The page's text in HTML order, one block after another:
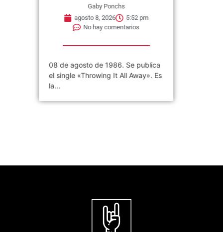
Gaby Ponchs
agosto 8, 2026
5:52 pm
No hay comentarios
08 de agosto de 1986. Se publica
el single «Throwing It All Away». Es